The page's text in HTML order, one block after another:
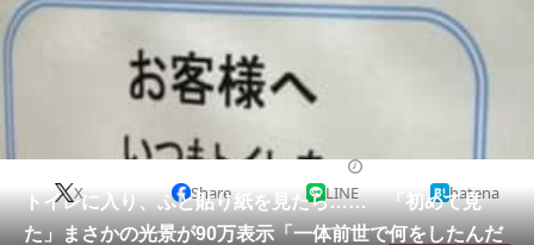
エンタメ クイズ
教育・育児
リサーチ
会員記事
トイレに入り、ふと貼り紙を見たら…… 「初めて見
た」まさかの光景が90万表示「一体前世で何をしたんだ
X Share LINE hatena